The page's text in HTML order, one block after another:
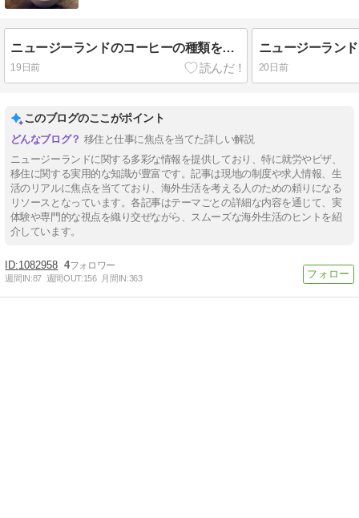
ニュージーランドのコーヒーの種類を元バリスタが解説
19日前 20日前
このブログのここがポイント
移住と仕事に焦点を当てた詳しい解説
ニュージーランドに関する多彩な情報を提供しており、特に就労やビザ、
移住に関する実用的な知識が豊富です。記事は現地の制度や求人情報、生
活のリアルに焦点を当てており、海外生活を考える人のための頼りになる
リソースとなっています。各記事はテーマごとの詳細な内容を通じて、実
体験や専門的な視点を織り交ぜながら、スムーズな海外生活のヒントを紹
介しています。
1082958 4
週間IN:87 週間OUT:156 月間IN:363